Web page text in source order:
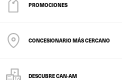
PROMOCIONES
CONCESIONARIO MÁS CERCANO
DESCUBRE CAN‑AM